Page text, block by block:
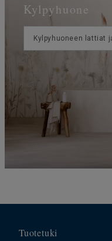
Kylpyhuone
Kylpyhuoneen lattiat
Tuotetuki